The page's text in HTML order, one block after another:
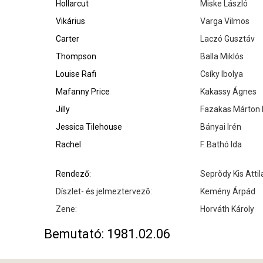
Hollarcut
Miske László
Vikárius
Varga Vilmos
Carter
Laczó Gusztáv
Thompson
Balla Miklós
Louise Rafi
Csíky Ibolya
Mafanny Price
Kakassy Ágnes
Jilly
Fazakas Márton
Jessica Tilehouse
Bányai Irén
Rachel
F. Bathó Ida
Rendező:
Seprõdy Kis
Díszlet- és jelmeztervezõ:
Kemény Árpád
Zene:
Horváth Károly
Bemutató: 1981.02.06